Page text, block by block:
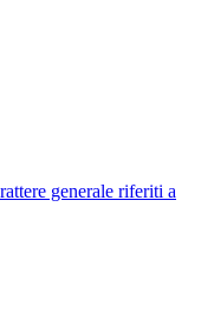
generale riferiti a